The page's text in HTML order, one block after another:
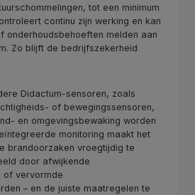
tot een minimum
continu zijn werking en kan
onderhoudsbehoeften melden aan
Zo blijft de bedrijfszekerheid
Didactum-sensoren, zoals
of bewegingssensoren,
en omgevingsbewaking worden
monitoring maakt het
brandoorzaken vroegtijdig te
door afwijkende
of vervormde
– en de juiste maatregelen te